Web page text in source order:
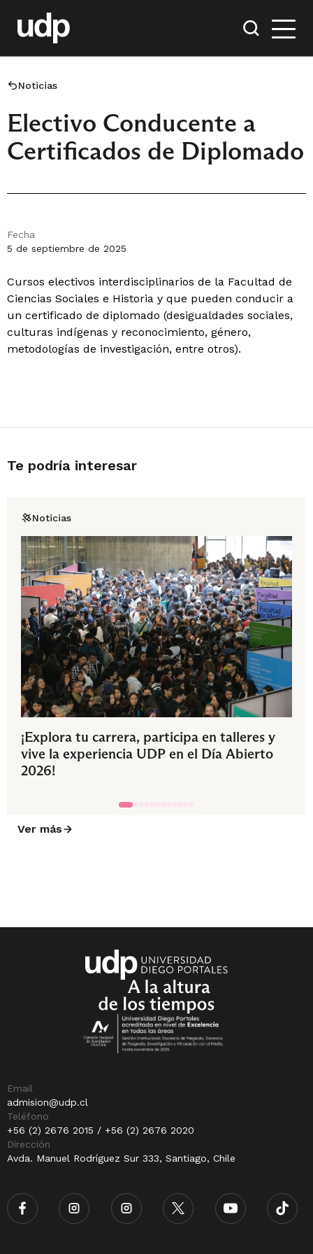
Noticias
Electivo Conducente a
Certificados de Diplomado
Fecha
5 de septiembre de 2025
Cursos electivos interdisciplinarios de la Facultad de
Ciencias Sociales e Historia y que pueden conducir a
un certificado de diplomado (desigualdades sociales,
culturas indígenas y reconocimiento, género,
metodologías de investigación, entre otros).
Te podría interesar
Noticias
¡Explora tu carrera, participa en talleres y
vive la experiencia UDP en el Día Abierto
2026!
Ver más
Email
admision@udp.cl
Teléfono
+56 (2) 2676 2015 / +56 (2) 2676 2020
Dirección
Avda. Manuel Rodríguez Sur 333, Santiago, Chile